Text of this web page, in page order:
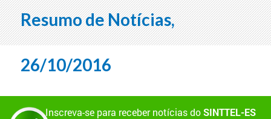
Resumo de Notícias,
26/10/2016
Inscreva-se para receber notícias doSINTTEL-ES